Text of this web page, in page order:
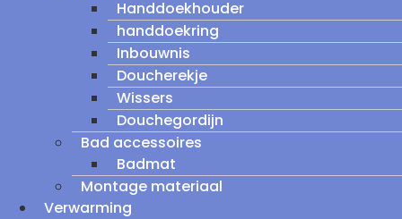
Handdoekhouder
handdoekring
Inbouwnis
Doucherekje
Wissers
Douchegordijn
Bad accessoires
Badmat
Montage materiaal
Verwarming